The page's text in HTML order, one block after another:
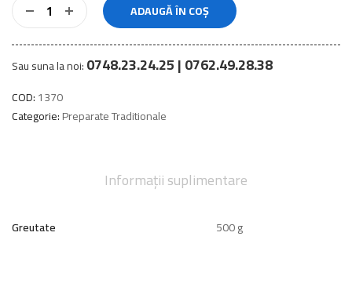
ADAUGĂ ÎN COȘ
Sau suna la noi:0748.23.24.25 | 0762.49.28.38
COD:1370
Categorie:Preparate Traditionale
Informații suplimentare
Greutate 500 g